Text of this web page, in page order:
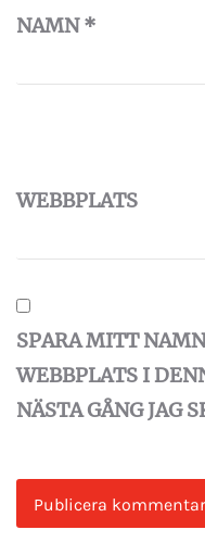
NAMN*
WEBBPLATS
SPARA MITT
WEBBPLATS I
NÄSTA GÅNG JAG